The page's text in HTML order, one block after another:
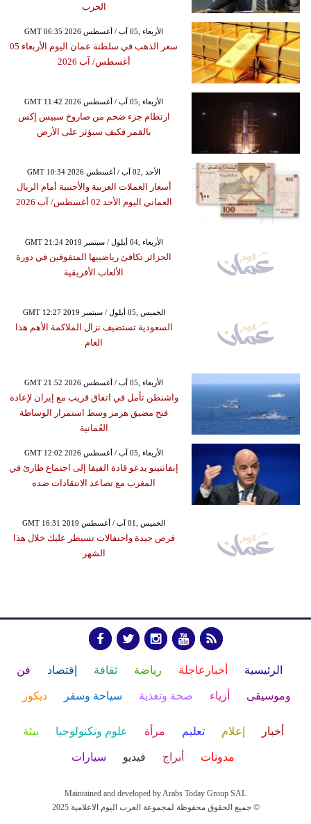
الحرب
GMT 06:35 2026 الأربعاء ,05 آب / أغسطس
سعر الذهب في سلطنة عمان اليوم الأربعاء 05
أغسطس/ آب 2026
GMT 11:42 2026 الأربعاء ,05 آب / أغسطس
ارتطام جزء ضخم من صاروخ سبيس إكس
بالقمر فكيف سيؤثر على الأرض
GMT 10:34 2026 الأحد ,02 آب / أغسطس
أسعار العملات العربية والأجنبية أمام الريال
العماني اليوم الأحد 02 أغسطس/ آب 2026
GMT 21:24 2019 الأربعاء ,04 أيلول / سبتمبر
الجزائر تكافئ رياضييها المتفوقين في دورة
الألعاب الأفريقية
GMT 12:27 2019 الخميس ,05 أيلول / سبتمبر
السعودية تستضيف نزال الملاكمة الأهم هذا
العام
GMT 21:52 2026 الأربعاء ,05 آب / أغسطس
واشنطن تأمل في اتفاق قريب مع إيران لإعادة
فتح مضيق هرمز وسط استمرار الوساطة
العُمانية
GMT 12:02 2026 الأربعاء ,05 آب / أغسطس
إنفانتينو يدعو قادة الفيفا إلى اجتماع طارئ في
المغرب مع تصاعد الانتقادات ضده
GMT 16:31 2019 الخميس ,01 آب / أغسطس
فرص جيدة واحتفالات تسيطر عليك خلال هذا
الشهر
الرئيسية أخبارعاجلة رياضة ثقافة إقتصاد فن
وموسيقى أزياء صحة وتغذية سياحة وسفر ديكور
أخبار إعلام تعليم مرأة علوم وتكنولوجيا بيئة
مدونات أبراج فيديو سيارات
Maintained and developed by Arabs Today Group SAL
جميع الحقوق محفوظة لمجموعة العرب اليوم الاعلامية 2025 ©